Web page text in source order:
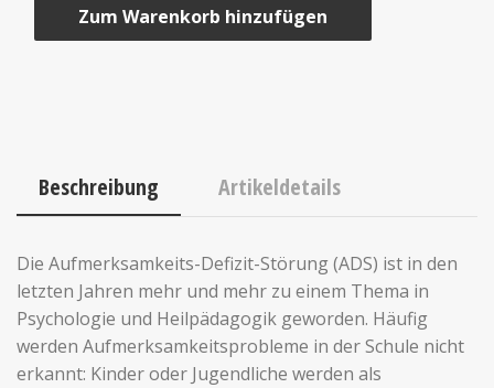
Zum Warenkorb hinzufügen
Beschreibung Artikeldetails
Die Aufmerksamkeits-Defizit-Störung (ADS) ist in den
letzten Jahren mehr und mehr zu einem Thema in
Psychologie und Heilpädagogik geworden. Häufig
werden Aufmerksamkeitsprobleme in der Schule nicht
erkannt: Kinder oder Jugendliche werden als